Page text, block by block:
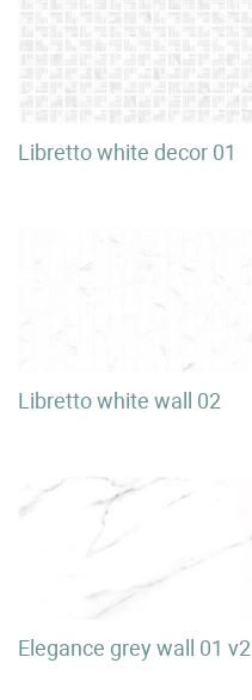
Libretto white decor 01
Libretto white wall 02
Elegance grey wall 01 v2